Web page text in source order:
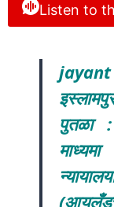
Listen to
jayant
पुतळा :